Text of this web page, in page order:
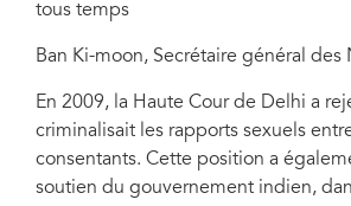
tous temps
Ban Ki-moon, Secrétaire général des
En 2009, la Haute Cour de Delhi a
criminalisait les rapports sexuels
consentants. Cette position a
soutien du gouvernement indien,